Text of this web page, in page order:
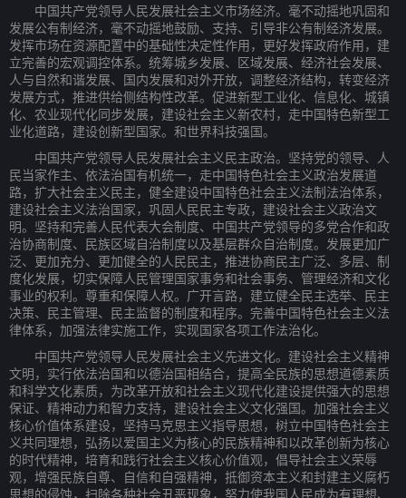
中国共产党领导人民发展社会主义市场经济。毫不动摇地巩固和
发展公有制经济，毫不动摇地鼓励、支持、引导非公有制经济发展。
发挥市场在资源配置中的基础性决定性作用，更好发挥政府作用，建
立完善的宏观调控体系。统筹城乡发展、区域发展、经济社会发展、
人与自然和谐发展、国内发展和对外开放，调整经济结构，转变经济
发展方式，推进供给侧结构性改革。促进新型工业化、信息化、城镇
化、农业现代化同步发展，建设社会主义新农村，走中国特色新型工
业化道路，建设创新型国家。和世界科技强国。
中国共产党领导人民发展社会主义民主政治。坚持党的领导、人
民当家作主、依法治国有机统一，走中国特色社会主义政治发展道
路，扩大社会主义民主，健全建设中国特色社会主义法制法治体系，
建设社会主义法治国家，巩固人民民主专政，建设社会主义政治文
明。坚持和完善人民代表大会制度、中国共产党领导的多党合作和政
治协商制度、民族区域自治制度以及基层群众自治制度。发展更加广
泛、更加充分、更加健全的人民民主，推进协商民主广泛、多层、制
度化发展，切实保障人民管理国家事务和社会事务、管理经济和文化
事业的权利。尊重和保障人权。广开言路，建立健全民主选举、民主
决策、民主管理、民主监督的制度和程序。完善中国特色社会主义法
律体系，加强法律实施工作，实现国家各项工作法治化。
中国共产党领导人民发展社会主义先进文化。建设社会主义精神
文明，实行依法治国和以德治国相结合，提高全民族的思想道德素质
和科学文化素质，为改革开放和社会主义现代化建设提供强大的思想
保证、精神动力和智力支持，建设社会主义文化强国。加强社会主义
核心价值体系建设，坚持马克思主义指导思想，树立中国特色社会主
义共同理想，弘扬以爱国主义为核心的民族精神和以改革创新为核心
的时代精神，培育和践行社会主义核心价值观，倡导社会主义荣辱
观，增强民族自尊、自信和自强精神，抵御资本主义和封建主义腐朽
思想的侵蚀，扫除各种社会丑恶现象，努力使我国人民成为有理想、